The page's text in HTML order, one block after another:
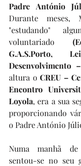
Padre António
Durante meses,
"estudando"
voluntariado
G.A.S.Porto,
Desenvolvimento
altura o CREU –
Encontro
Loyola, era a sua
proporcionando
o Padre António
Numa manhã
sentou-se no seu